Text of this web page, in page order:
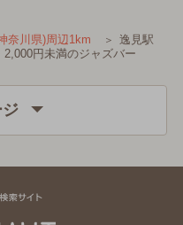
奈川県)周辺1km
逸見駅
円未満のジャズバー